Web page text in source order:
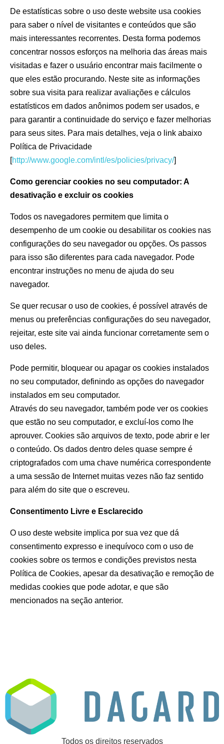
De estatísticas sobre o uso deste website usa cookies
para saber o nível de visitantes e conteúdos que são
mais interessantes recorrentes. Desta forma podemos
concentrar nossos esforços na melhoria das áreas mais
visitadas e fazer o usuário encontrar mais facilmente o
que eles estão procurando. Neste site as informações
sobre sua visita para realizar avaliações e cálculos
estatísticos em dados anônimos podem ser usados, e
para garantir a continuidade do serviço e fazer melhorias
para seus sites. Para mais detalhes, veja o link abaixo
Política de Privacidade
[http://www.google.com/intl/es/policies/privacy/]
Como gerenciar cookies no seu computador: A
desativação e excluir os cookies
Todos os navegadores permitem que limita o
desempenho de um cookie ou desabilitar os cookies nas
configurações do seu navegador ou opções. Os passos
para isso são diferentes para cada navegador. Pode
encontrar instruções no menu de ajuda do seu
navegador.
Se quer recusar o uso de cookies, é possível através de
menus ou preferências configurações do seu navegador,
rejeitar, este site vai ainda funcionar corretamente sem o
uso deles.
Pode permitir, bloquear ou apagar os cookies instalados
no seu computador, definindo as opções do navegador
instalados em seu computador.
Através do seu navegador, também pode ver os cookies
que estão no seu computador, e excluí-los como lhe
aprouver. Cookies são arquivos de texto, pode abrir e ler
o conteúdo. Os dados dentro deles quase sempre é
criptografados com uma chave numérica correspondente
a uma sessão de Internet muitas vezes não faz sentido
para além do site que o escreveu.
Consentimento Livre e Esclarecido
O uso deste website implica por sua vez que dá
consentimento expresso e inequívoco com o uso de
cookies sobre os termos e condições previstos nesta
Política de Cookies, apesar da desativação e remoção de
medidas cookies que pode adotar, e que são
mencionados na seção anterior.
Todos os direitos reservados